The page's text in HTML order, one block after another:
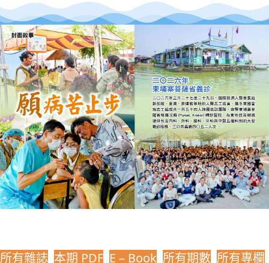
所有雜誌 本期 PDF E – Book 所有期數 所有專欄